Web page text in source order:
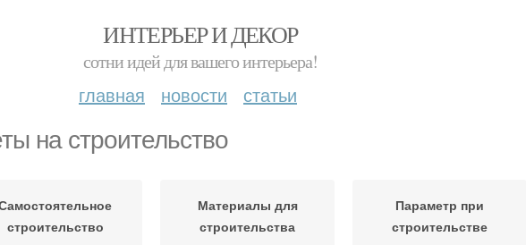
ИНТЕРЬЕР И ДЕКОР
сотни идей для вашего интерьера!
главная новости статьи
на строительство
строительство
Материалы для
строительства
Параметр при
строительстве